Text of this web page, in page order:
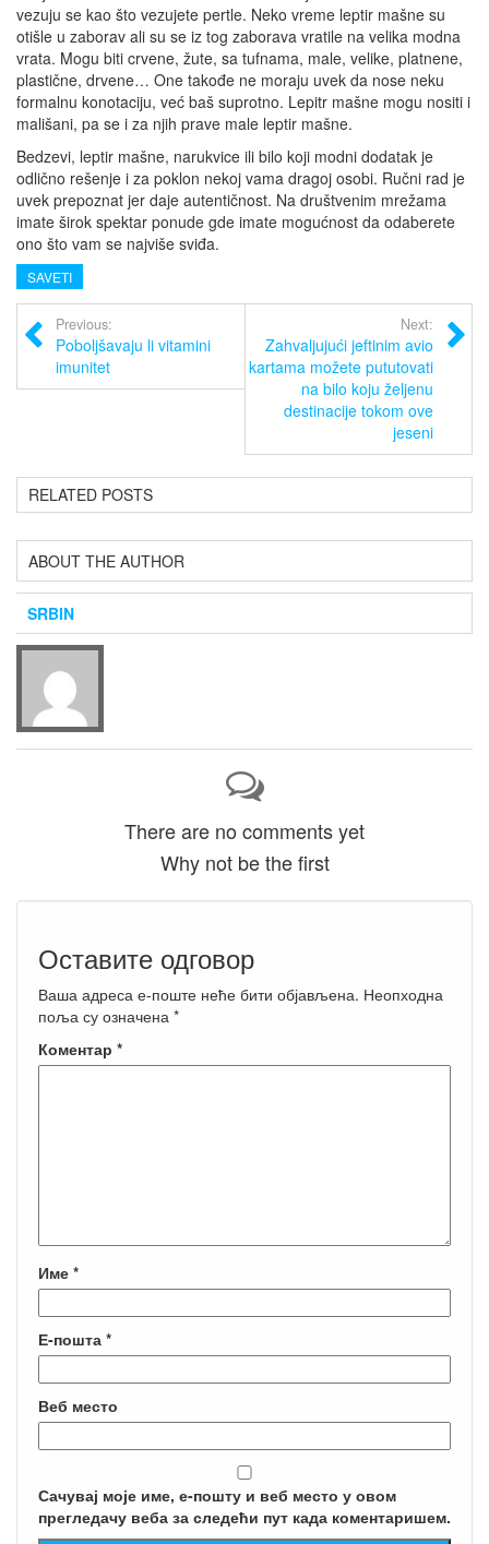
vezuju se kao što vezujete pertle. Neko vreme leptir mašne su
otišle u zaborav ali su se iz tog zaborava vratile na velika modna
vrata. Mogu biti crvene, žute, sa tufnama, male, velike, platnene,
plastične, drvene… One takođe ne moraju uvek da nose neku
formalnu konotaciju, već baš suprotno. Lepitr mašne mogu nositi i
mališani, pa se i za njih prave male leptir mašne.
Bedzevi, leptir mašne, narukvice ili bilo koji modni dodatak je
odlično rešenje i za poklon nekoj vama dragoj osobi. Ručni rad je
uvek prepoznat jer daje autentičnost. Na društvenim mrežama
imate širok spektar ponude gde imate mogućnost da odaberete
ono što vam se najviše sviđa.
SAVETI
Previous:
Poboljšavaju li vitamini
imunitet
Next:
Zahvaljujući jeftinim avio
kartama možete pututovati
na bilo koju željenu
destinacije tokom ove
jeseni
RELATED POSTS
ABOUT THE AUTHOR
SRBIN
There are no comments yet
Why not be the first
Оставите одговор
Ваша адреса е-поште неће бити објављена. Неопходна
поља су означена *
Коментар *
Име *
Е-пошта *
Веб место
Сачувај моје име, е-пошту и веб место у овом
прегледачу веба за следећи пут када коментаришем.